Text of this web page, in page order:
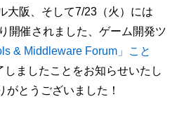
大阪、そして7/23（火）には
開催されました、ゲーム開発ツ
& Middleware Forum」こと
しましたことをお知らせいたし
がとうございました！